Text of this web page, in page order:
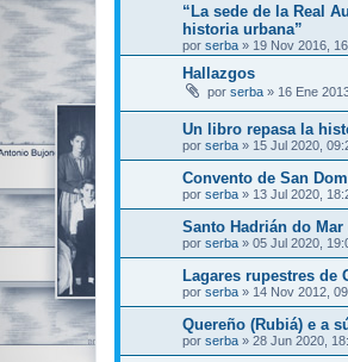
“La sede de la Real
historia urbana”
por serba » 19 Nov 2016,
Hallazgos
por serba » 16 Ene
Un libro repasa la
por serba » 15 Jul 2020,
Convento de San
por serba » 13 Jul 2020,
Santo Hadrián do
por serba » 05 Jul 2020,
Lagares rupestres de
por serba » 14 Nov 2012,
Quereño (Rubiá) e a
por serba » 28 Jun 2020,